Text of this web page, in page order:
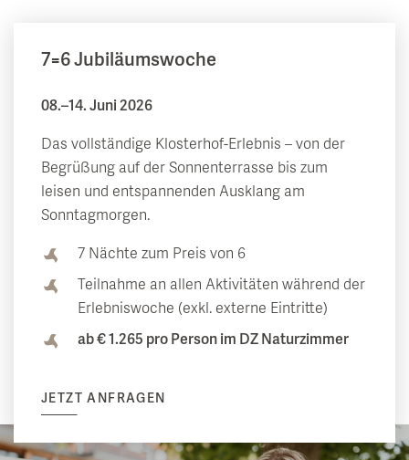
Bibliothek „LiterArt“
7=6 Jubiläumswoche
08.–14. Juni 2026
Das vollständige Klosterhof-Erlebnis – von der
Begrüßung auf der Sonnenterrasse bis zum
leisen und entspannenden Ausklang am
Sonntagmorgen.
7 Nächte zum Preis von 6
Teilnahme an allen Aktivitäten während der
Erlebniswoche (exkl. externe Eintritte)
ab € 1.265 pro Person im DZ Naturzimmer
JETZT ANFRAGEN